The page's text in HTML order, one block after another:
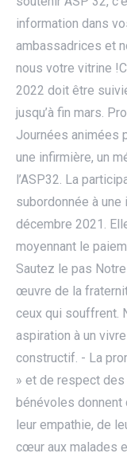
information dans
ambassadrices et
nous votre vitrine
2022 doit être
jusqu’à fin mars.
Journées animées
une infirmière, un
l’ASP32. La
subordonnée à
décembre 2021.
moyennant le
Sautez le pas
œuvre de la
ceux qui souffrent.
aspiration à un
constructif. - La
» et de respect
bénévoles donnent
leur empathie, de
cœur aux malades